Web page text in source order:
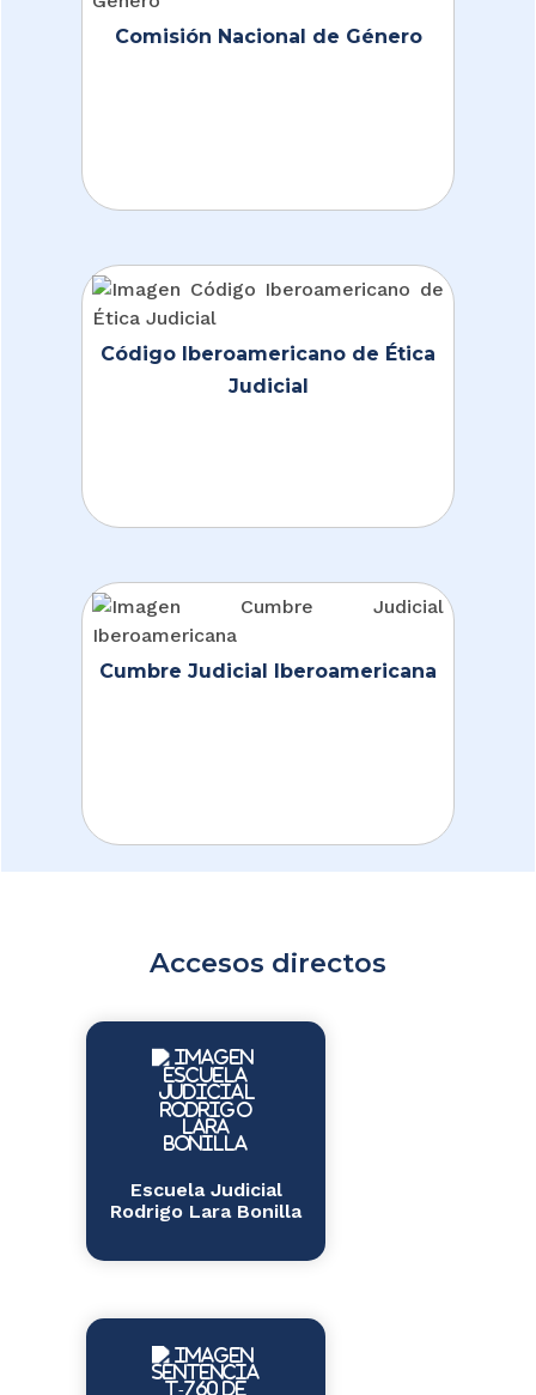
Comisión Nacional de Género
Código Iberoamericano de Ética
Judicial
Cumbre Judicial Iberoamericana
Accesos directos
Escuela Judicial
Rodrigo Lara Bonilla